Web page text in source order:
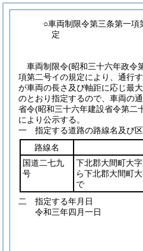
○車両制限令第三条第一
定
車両制限令(昭和三十六年政令
項第二号イの規定により、通行
が車両の長さ及び軸距に応じ最
のとおり指定するので、車両の
省令(昭和三十六年建設省令第二
により公示する。
一 指定する道路の路線名及び
路線名
国道二七九
号
下北郡大間町大
ら下北郡大間町
で
二 指定する年月日
令和三年四月一日